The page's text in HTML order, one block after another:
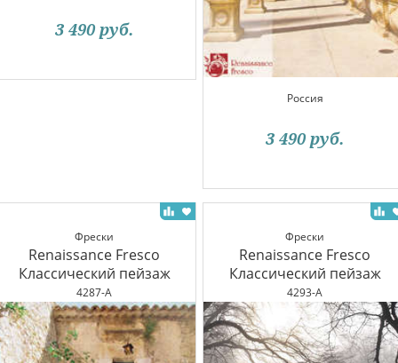
3 490 руб.
Россия
3 490 руб.
Фрески
Renaissance Fresco
Классический пейзаж
4287-A
Фрески
Renaissance Fresco
Классический пейзаж
4293-A